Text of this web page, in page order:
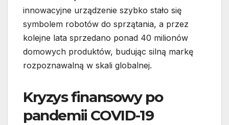
innowacyjne urządzenie szybko stało się
symbolem robotów do sprzątania, a przez
kolejne lata sprzedano ponad 40 milionów
domowych produktów, budując silną markę
rozpoznawalną w skali globalnej.
Kryzys finansowy po
pandemii COVID-19